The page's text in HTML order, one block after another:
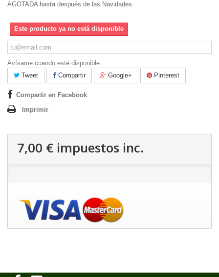
AGOTADA hasta después de las Navidades.
Este producto ya no está disponible
Avísame cuando esté disponible
Tweet
Compartir Google+ Pinterest
Compartir en Facebook
Imprimir
7,00 € impuestos inc.